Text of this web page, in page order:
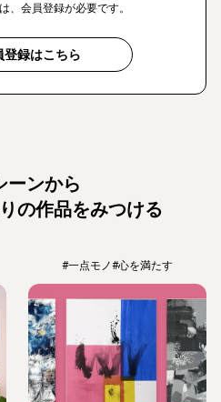
、会員登録が必要です。
登録はこちら
ーンから
の作品をみつける
#一点モノ#心を満たす